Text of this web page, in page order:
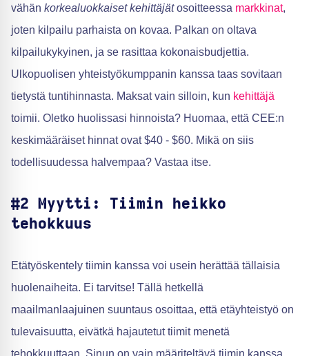
vähän korkealuokkaiset kehittäjätosoitteessa markkinat,
joten kilpailu parhaista on kovaa. Palkan on oltava
kilpailukykyinen, ja se rasittaa kokonaisbudjettia.
Ulkopuolisen yhteistyökumppanin kanssa taas sovitaan
tietystä tuntihinnasta. Maksat vain silloin, kun kehittäjä
toimii. Oletko huolissasi hinnoista? Huomaa, että CEE:n
keskimääräiset hinnat ovat $40 - $60. Mikä on siis
todellisuudessa halvempaa? Vastaa itse.
#2 Myytti: Tiimin heikko
tehokkuus
Etätyöskentely tiimin kanssa voi usein herättää tällaisia
huolenaiheita. Ei tarvitse! Tällä hetkellä
maailmanlaajuinen suuntaus osoittaa, että etäyhteistyö on
tulevaisuutta, eivätkä hajautetut tiimit menetä
tehokkuuttaan. Sinun on vain määriteltävä tiimin kanssa